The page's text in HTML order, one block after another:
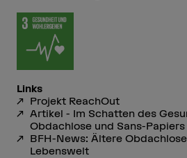
Links
Projekt ReachOut
Artikel - Im Schatten des
Obdachlose und Sans-Papiers
BFH-News: Ältere
Lebenswelt